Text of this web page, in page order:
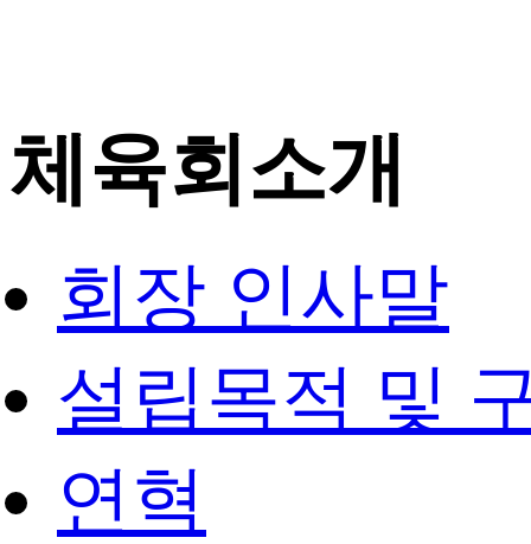
체육회소개
회장 인사말
설립목적 및
연혁